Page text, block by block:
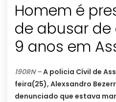
Homem é
de abusar
9 anos em
190RN –A policia Cívil de
feira(25), Alexsandro
denunciado que estava